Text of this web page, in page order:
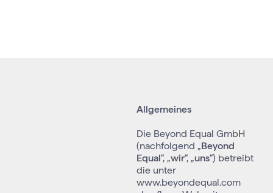
Allgemeines
Die Beyond Equal GmbH
(nachfolgend „Beyond
Equal“, „wir“, „uns“) betreibt
die unter
www.beyondequal.com